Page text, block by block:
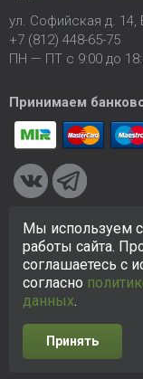
ул. Софийская д.
+7 (812) 448-65-75
ПН — ПТ с 9:00 до
Принимаем
© 2005-2026 ООО
исключительно в
на сайте не
отношении
Разработка сайта
Мы используем
работы сайта.
соглашаетесь с
согласно
данных.
Принять